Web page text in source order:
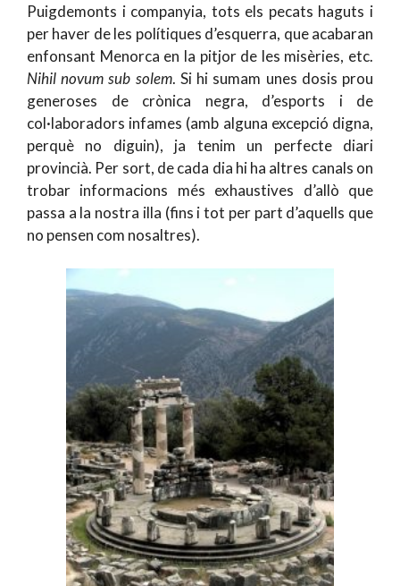
Puigdemonts i companyia, tots els pecats haguts i
per haver de les polítiques d’esquerra, que acabaran
enfonsant Menorca en la pitjor de les misèries, etc.
Nihil novum sub solem. Si hi sumam unes dosis prou
generoses de crònica negra, d’esports i de
col·laboradors infames (amb alguna excepció digna,
perquè no diguin), ja tenim un perfecte diari
provincià. Per sort, de cada dia hi ha altres canals on
trobar informacions més exhaustives d’allò que
passa a la nostra illa (fins i tot per part d’aquells que
no pensen com nosaltres).